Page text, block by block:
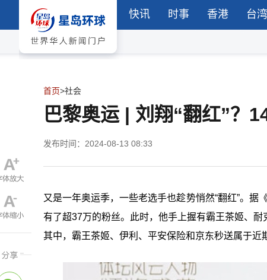
快讯 时事 香港 台湾
首页>社会
巴黎奥运 | 刘翔“翻红”？
发布时间：2024-08-13 08:33
又是一年奥运季，一些老选手也趁势悄然“翻红”。据
有了超37万的粉丝。此时，他手上握有霸王茶姬、
其中，霸王茶姬、伊利、平安保险和京东秒送属于近